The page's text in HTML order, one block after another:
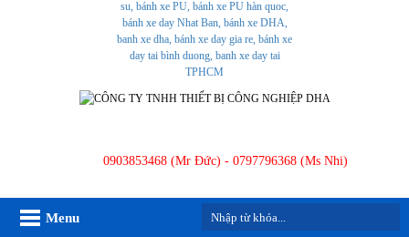
0903853468 (Mr Đức) - 0797796368 (Ms Nhi)
Menu